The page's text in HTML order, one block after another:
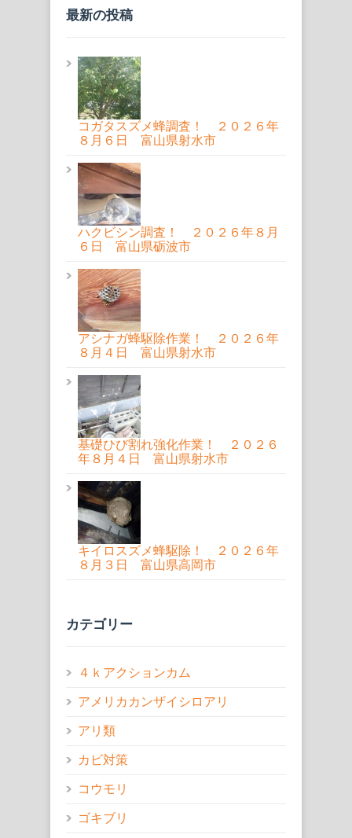
最新の投稿
コガタスズメ蜂調査！ ２０２６年
８月６日 富山県射水市
ハクビシン調査！ ２０２６年８月
６日 富山県砺波市
アシナガ蜂駆除作業！ ２０２６年
８月４日 富山県射水市
基礎ひび割れ強化作業！ ２０２６
年８月４日 富山県射水市
キイロスズメ蜂駆除！ ２０２６年
８月３日 富山県高岡市
カテゴリー
４ｋアクションカム
アメリカカンザイシロアリ
アリ類
カビ対策
コウモリ
ゴキブリ